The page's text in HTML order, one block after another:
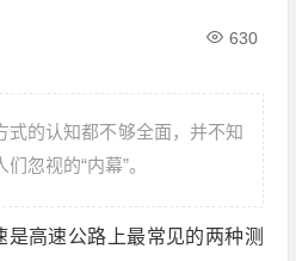
630
式的认知都不够全面，并不知
忽视的“内幕”。
高速公路上最常见的两种测